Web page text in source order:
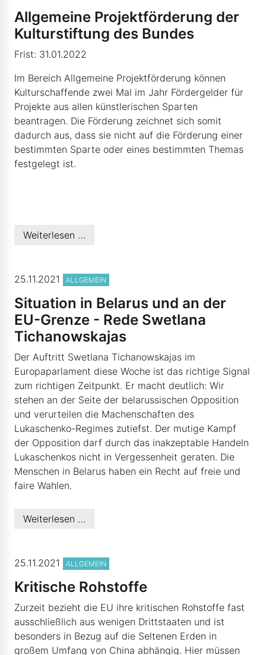
Allgemeine Projektförderung der
Kulturstiftung des Bundes
Frist: 31.01.2022
Im Bereich Allgemeine Projektförderung können
Kulturschaffende zwei Mal im Jahr Fördergelder für
Projekte aus allen künstlerischen Sparten
beantragen. Die Förderung zeichnet sich somit
dadurch aus, dass sie nicht auf die Förderung einer
bestimmten Sparte oder eines bestimmten Themas
festgelegt ist.
Weiterlesen …
25.11.2021 ALLGEMEIN
Situation in Belarus und an der
EU-Grenze - Rede Swetlana
Tichanowskajas
Der Auftritt Swetlana Tichanowskajas im
Europaparlament diese Woche ist das richtige Signal
zum richtigen Zeitpunkt. Er macht deutlich: Wir
stehen an der Seite der belarussischen Opposition
und verurteilen die Machenschaften des
Lukaschenko-Regimes zutiefst. Der mutige Kampf
der Opposition darf durch das inakzeptable Handeln
Lukaschenkos nicht in Vergessenheit geraten. Die
Menschen in Belarus haben ein Recht auf freie und
faire Wahlen.
Weiterlesen …
25.11.2021 ALLGEMEIN
Kritische Rohstoffe
Zurzeit bezieht die EU ihre kritischen Rohstoffe fast
ausschließlich aus wenigen Drittstaaten und ist
besonders in Bezug auf die Seltenen Erden in
großem Umfang von China abhängig. Hier müssen